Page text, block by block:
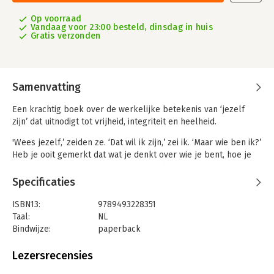
Op voorraad
Vandaag voor 23:00 besteld, dinsdag in huis
Gratis verzonden
Samenvatting
Een krachtig boek over de werkelijke betekenis van ‘jezelf
zijn’ dat uitnodigt tot vrijheid, integriteit en heelheid.
'Wees jezelf,’ zeiden ze. ‘Dat wil ik zijn,’ zei ik. ‘Maar wie ben ik?’
Heb je ooit gemerkt dat wat je denkt over wie je bent, hoe je
zijn wordt gecreëerd in het denken, en de aard van het denken
is verandering. Als je hier helderder naar kijkt, beland je in een
adembenemende verkenning van wat waar is over ons. We
ontdekken wat permanent is, onveranderlijk. En dat is nooit wat
we denken.
Het eerste deel van ECHT kijkt naar alles wat niet waar kan zijn
over wie we zijn. Het kijkt naar wat voorbijgaand en altijd in
Specificaties
ISBN13:
9789493228351
Taal:
NL
Bindwijze:
paperback
Uitgever:
Lezersrecensies